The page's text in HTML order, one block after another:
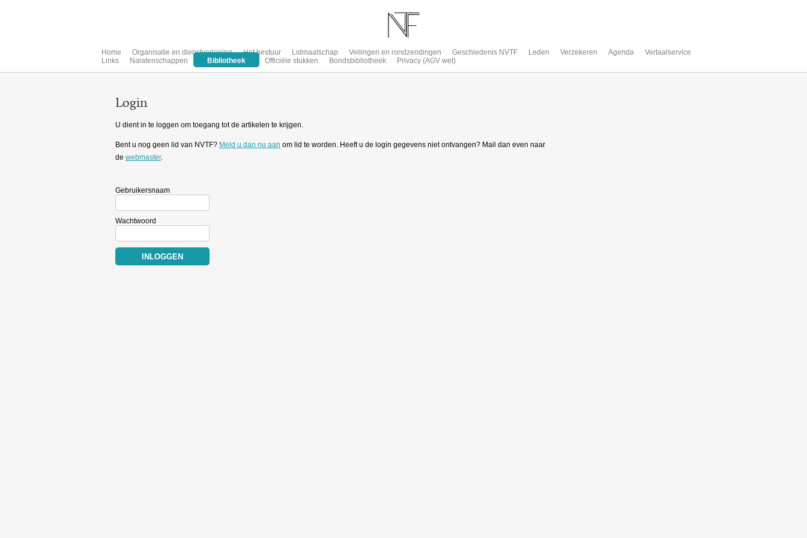
Home Organisatie en dienstverlening Het bestuur Lidmaatschap Veilingen en rondzendingen Geschiedenis NVTF Leden Verzekeren Agenda
Vertaalservice
Links
Nalatenschappen Bibliotheek Officiële stukken Bondsbibliotheek Privacy (AGV wet)
Login
U dient in te loggen om toegang tot de artikelen te krijgen.
Bent u nog geen lid van NVTF? Meld u dan nu aan om lid te worden. Heeft u de login gegevens niet ontvangen? Mail dan even naar
de webmaster.
Gebruikersnaam
Wachtwoord